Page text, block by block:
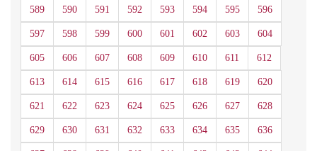
589 590 591 592 593 594 595 596
597 598 599 600 601 602 603 604
605 606 607 608 609 610 611 612
613 614 615 616 617 618 619 620
621 622 623 624 625 626 627 628
629 630 631 632 633 634 635 636